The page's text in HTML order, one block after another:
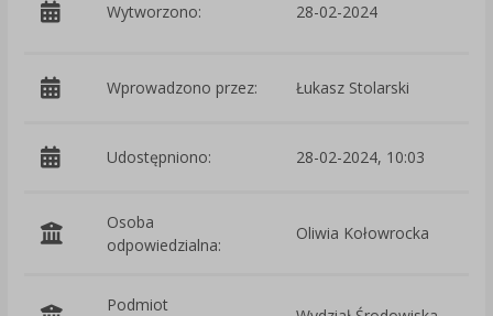
Wytworzono: 28-02-2024
Wprowadzono przez: Łukasz Stolarski
Udostępniono: 28-02-2024, 10:03
Osoba
odpowiedzialna:
Oliwia Kołowrocka
Podmiot